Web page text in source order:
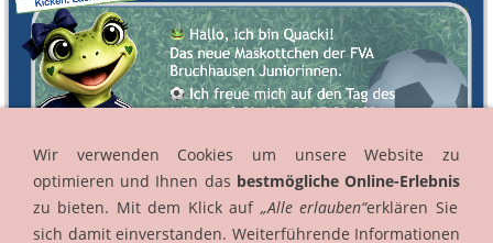
Wir verwenden Cookies um unsere Website zu
optimieren und Ihnen das bestmögliche Online-Erlebnis
zu bieten. Mit dem Klick auf „Alle erlauben“erklären Sie
sich damit einverstanden. Weiterführende Informationen